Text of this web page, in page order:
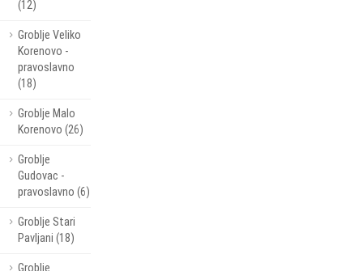
(12)
Groblje Veliko
Korenovo -
pravoslavno
(18)
Groblje Malo
Korenovo (26)
Groblje
Gudovac -
pravoslavno (6)
Groblje Stari
Pavljani (18)
Groblje